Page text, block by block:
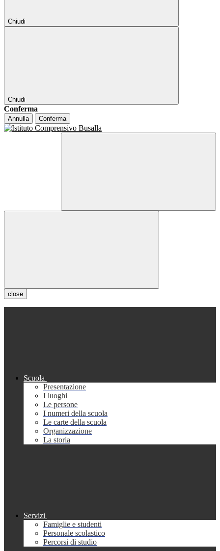
Chiudi
Chiudi
Conferma
Annulla Conferma
close
Scuola
Presentazione
I luoghi
Le persone
I numeri della scuola
Le carte della scuola
Organizzazione
La storia
Servizi
Famiglie e studenti
Personale scolastico
Percorsi di studio